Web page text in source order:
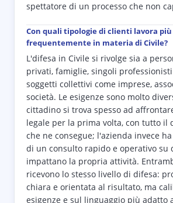
spettatore di un processo che non
Con quali tipologie di clienti lavora più
frequentemente in materia di Civile?
L'difesa in Civile si rivolge sia a
privati, famiglie, singoli
soggetti collettivi come imprese,
società. Le esigenze sono molto
cittadino si trova spesso ad
legale per la prima volta, con tutto il
che ne consegue; l'azienda invece
di un consulto rapido e operativo su
impattano la propria attività.
ricevono lo stesso livello di difesa:
chiara e orientata al risultato, ma
esigenze e sul linguaggio più adatto